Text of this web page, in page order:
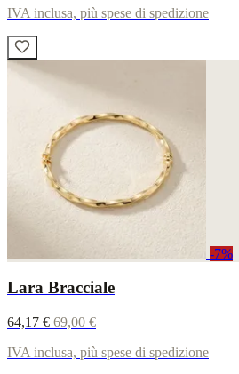
IVA inclusa, più spese di spedizione
-7%
Lara Bracciale
64,17 € 69,00 €
IVA inclusa, più spese di spedizione